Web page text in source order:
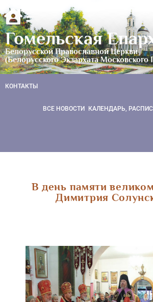
Гомельская
Белорусской Православной Церкви
(Белорусского Экзархата Московского
КОНТАКТЫ
ВСЕ НОВОСТИ КАЛЕНДАРЬ,
В день памяти
Димитрия